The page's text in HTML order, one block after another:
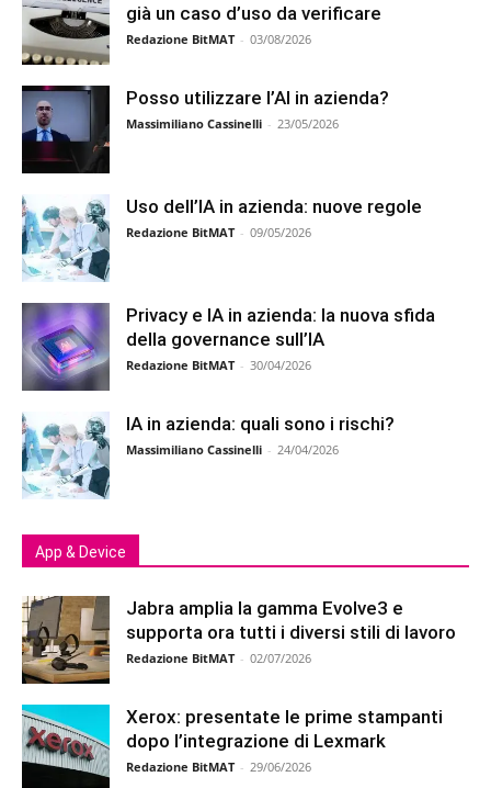
già un caso d’uso da verificare
Redazione BitMAT - 03/08/2026
Posso utilizzare l’AI in azienda?
Massimiliano Cassinelli - 23/05/2026
Uso dell’IA in azienda: nuove regole
Redazione BitMAT - 09/05/2026
Privacy e IA in azienda: la nuova sfida
della governance sull’IA
Redazione BitMAT - 30/04/2026
IA in azienda: quali sono i rischi?
Massimiliano Cassinelli - 24/04/2026
App & Device
Jabra amplia la gamma Evolve3 e
supporta ora tutti i diversi stili di lavoro
Redazione BitMAT - 02/07/2026
Xerox: presentate le prime stampanti
dopo l’integrazione di Lexmark
Redazione BitMAT - 29/06/2026